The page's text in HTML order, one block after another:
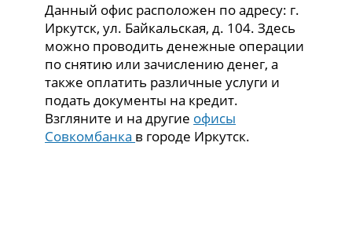
Данный офис расположен по адресу: г.
Иркутск, ул. Байкальская, д. 104. Здесь
можно проводить денежные операции
по снятию или зачислению денег, а
также оплатить различные услуги и
подать документы на кредит.
Взгляните и на другие офисы
Совкомбанка в городе Иркутск.